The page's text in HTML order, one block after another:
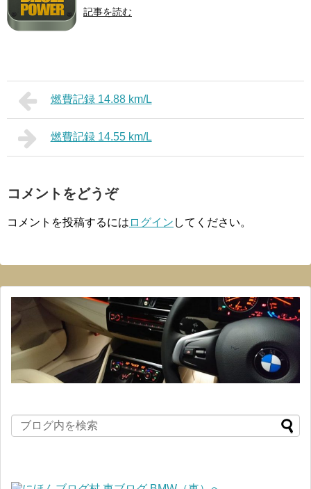
記事を読む
燃費記録 14.88 km/L
燃費記録 14.55 km/L
コメントをどうぞ
コメントを投稿するには ログイン してください。